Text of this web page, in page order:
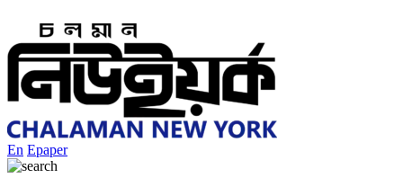
En Epaper